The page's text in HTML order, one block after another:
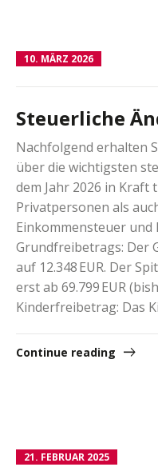
10. MÄRZ 2026
Steuerliche
Nachfolgend erhalten
über die wichtigsten
dem Jahr 2026 in
Privatpersonen als
Einkommensteuer
Grundfreibetrags: Der
auf 12.348 EUR. Der
erst ab 69.799 EUR
Kinderfreibetrag: Das
Continue reading
21. FEBRUAR 2025